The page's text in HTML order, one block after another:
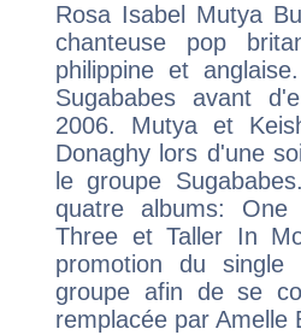
Rosa Isabel Mutya
chanteuse pop
philippine et
Sugababes avant
2006. Mutya et
Donaghy lors d'une
le groupe
quatre albums:
Three et Taller In
promotion du
groupe afin de se
remplacée par Amelle